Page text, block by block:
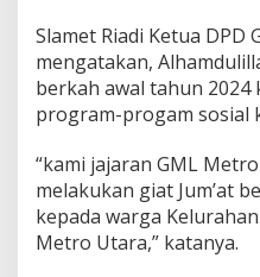
Slamet Riadi Ketua DPD
mengatakan,
berkah awal tahun
program-progam sosial
“kami jajaran GML
melakukan giat Jum’at
kepada warga
Metro Utara,” katanya.